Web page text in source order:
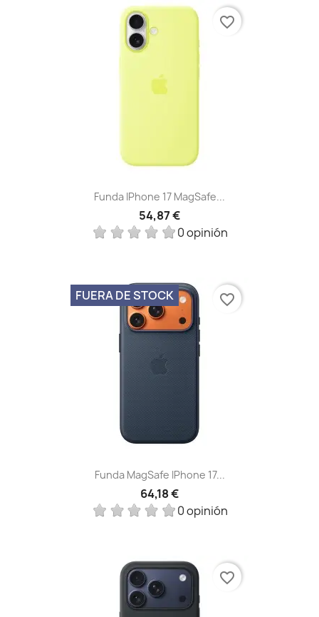
Funda IPhone 17 MagSafe...
54,87 €
0 opinión
favorite_border
Funda MagSafe IPhone 17...
64,18 €
0 opinión
FUERA DE STOCK favorite_border
favorite_border